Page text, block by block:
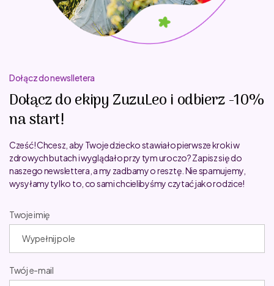
Dołącz do newslletera
Dołącz do ekipy ZuzuLeo i odbierz -10%
na start!
Cześć! Chcesz, aby Twoje dziecko stawiało pierwsze kroki w
zdrowych butach i wyglądało przy tym uroczo? Zapisz się do
naszego newslettera, a my zadbamy o resztę. Nie spamujemy,
wysyłamy tylko to, co sami chcielibyśmy czytać jako rodzice!
Twoje imię
Twój e-mail